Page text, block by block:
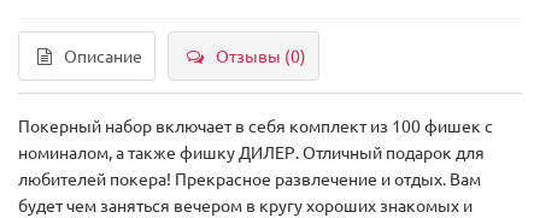
Описание Отзывы (0)
Покерный набор включает в себя комплект из 100 фишек с
номиналом, а также фишку ДИЛЕР. Отличный подарок для
любителей покера! Прекрасное развлечение и отдых. Вам
будет чем заняться вечером в кругу хороших знакомых и